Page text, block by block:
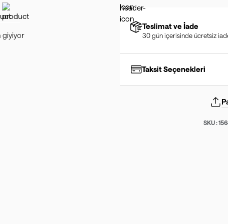
giyiyor
Teslimat ve İade
30 gün içerisinde ücretsiz
Taksit Seçenekleri
SKU :